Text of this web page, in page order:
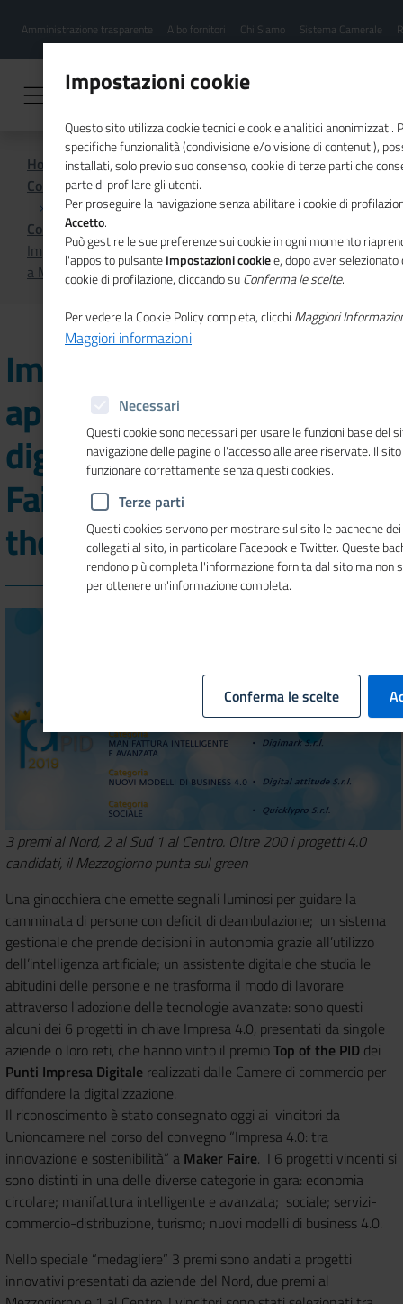
contenuto
Menu
hamburgher
Amministrazione trasparente Albo fornitori Chi Siamo Sistema Camerale
Home
Comunicazione istituzionale per il sistema camerale
Comunicati Stampa
Imprese: 3 su 5 apprendiste o esordienti digitali. Premiati
a Maker Faire i 6 vincitori di Top of the Pid
Imprese: 3 su 5
apprendiste o esordienti
digitali. Premiati a Maker
Faire i 6 vincitori di Top of
the Pid
3 premi al Nord, 2 al Sud 1 al Centro. Oltre 200 i progetti 4.0
candidati, il Mezzogiorno punta sul green
Una ginocchiera che emette segnali luminosi per guidare la
camminata di persone con deficit di deambulazione; un sistema
gestionale che prende decisioni in autonomia grazie all’utilizzo
dell’intelligenza artificiale; un assistente digitale che studia le
abitudini delle persone e ne trasforma il modo di lavorare
attraverso l'adozione delle tecnologie avanzate: sono questi
alcuni dei 6 progetti in chiave Impresa 4.0, presentati da singole
aziende o loro reti, che hanno vinto il premioTop of the PID dei
Punti Impresa Digitale realizzati dalle Camere di commercio per
diffondere la digitalizzazione.
Il riconoscimento è stato consegnato oggi ai vincitori da
Unioncamere nel corso del convegno “Impresa 4.0: tra
innovazione e sostenibilità” a Maker Faire. I 6 progetti vincenti si
sono distinti in una delle diverse categorie in gara: economia
circolare; manifattura intelligente e avanzata; sociale; servizi-
commercio-distribuzione, turismo; nuovi modelli di business 4.0.
Nello speciale “medagliere” 3 premi sono andati a progetti
innovativi presentati da aziende del Nord, due premi al
Impostazioni cookie
Questo sito utilizza cookie tecnici e cookie analitici anonimizzati.
specifiche funzionalità (condivisione e/o visione di contenuti),
installati, solo previo suo consenso, cookie di terze parti che
parte di profilare gli utenti.
Per proseguire la navigazione senza abilitare i cookie di
Accetto.
Può gestire le sue preferenze sui cookie in ogni momento
l'apposito pulsanteImpostazioni cookiee, dopo aver
cookie di profilazione, cliccando suConferma le scelte.
Per vedere la Cookie Policy completa, clicchi Maggiori
Maggiori informazioni
Necessari
Questi cookie sono necessari per usare le funzioni base del
navigazione delle pagine o l'accesso alle aree riservate. Il
funzionare correttamente senza questi cookies.
Terze parti
Questi cookies servono per mostrare sul sito le bacheche
collegati al sito, in particolare Facebook e Twitter. Queste
rendono più completa l'informazione fornita dal sito ma non
per ottenere un'informazione completa.
Conferma le scelte